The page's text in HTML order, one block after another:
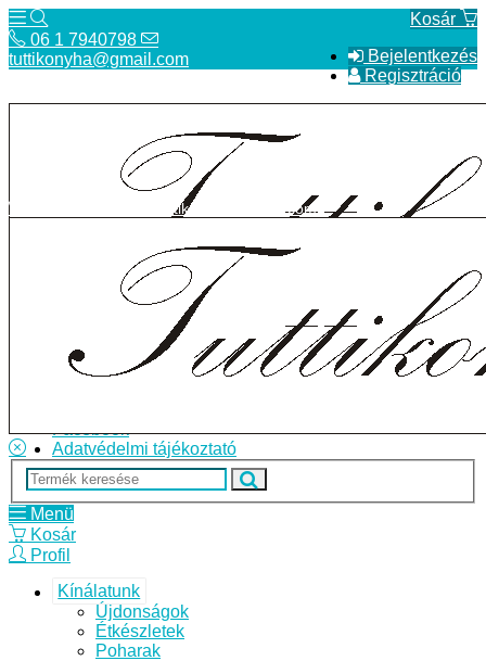
Kosár
Bejelentkezés
Regisztráció
06 1 7940798
tuttikonyha@gmail.com
Telefon
Szállítás
Facebook
Adatvédelmi tájékoztató
tuttikonyha@gmail.com
Menü
Kosár
Profil
Kínálatunk
Újdonságok
Étkészletek
Poharak